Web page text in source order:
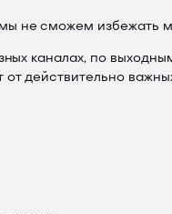
не сможем избежать
каналах, по
от действительно